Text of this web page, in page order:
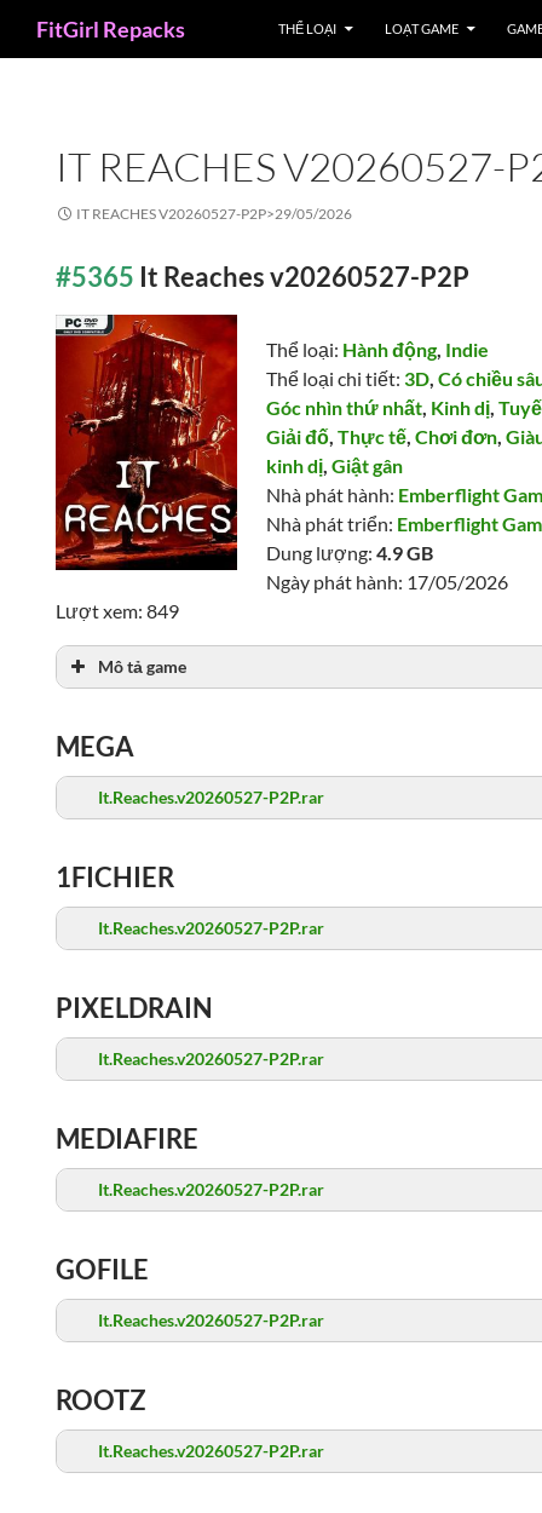
FitGirl Repacks THỂ LOẠI LOẠT GAME
IT REACHES V20260527-
IT REACHES V20260527-P2P>29/05/2026
#5365 It Reaches v20260527-P2P
Thể loại: Hành động, Indie
Thể loại chi tiết: 3D,Có chiều
Góc nhìn thứ nhất, Kinh dị,
Giải đố,Thực tế,Chơi đơn,
kinh dị,Giật gân
Nhà phát hành: Emberflight
Nhà phát triển: Emberflight
Dung lượng:4.9 GB
Ngày phát hành: 17/05/2026
Lượt xem: 849
Mô tả game
MEGA
It.Reaches.v20260527-P2P.rar
1FICHIER
It.Reaches.v20260527-P2P.rar
PIXELDRAIN
It.Reaches.v20260527-P2P.rar
MEDIAFIRE
It.Reaches.v20260527-P2P.rar
GOFILE
It.Reaches.v20260527-P2P.rar
ROOTZ
It.Reaches.v20260527-P2P.rar